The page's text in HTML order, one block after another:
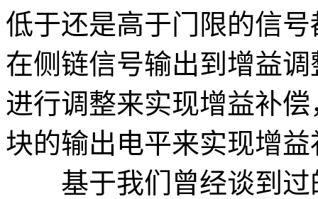
低于还是高于门限的信
在侧链信号输出到增益
进行调整来实现增益补
块的输出电平来实现增益
基于我们曾经谈到过